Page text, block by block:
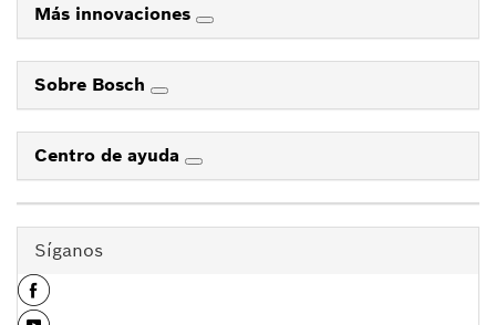
Más innovaciones
Sobre Bosch
Centro de ayuda
Síganos